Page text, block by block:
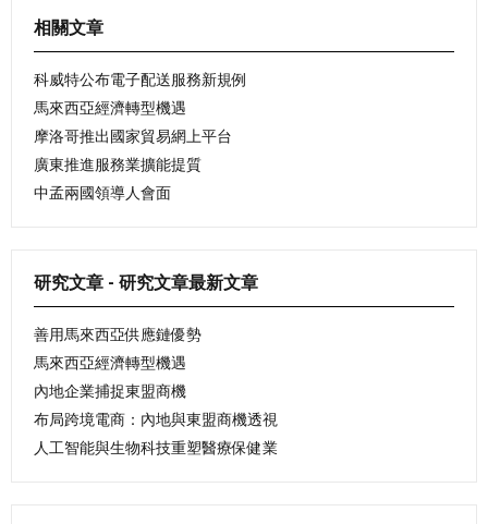
相關文章
科威特公布電子配送服務新規例
馬來西亞經濟轉型機遇
摩洛哥推出國家貿易網上平台
廣東推進服務業擴能提質
中孟兩國領導人會面
研究文章 - 研究文章最新文章
善用馬來西亞供應鏈優勢
馬來西亞經濟轉型機遇
內地企業捕捉東盟商機
布局跨境電商：內地與東盟商機透視
人工智能與生物科技重塑醫療保健業